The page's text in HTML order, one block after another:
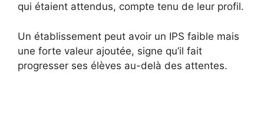
qui étaient attendus, compte tenu de leur profil.
Un établissement peut avoir un IPS faible mais
une forte valeur ajoutée, signe qu’il fait
progresser ses élèves au-delà des attentes.